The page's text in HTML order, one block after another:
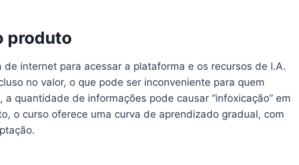
produto
internet para acessar a plataforma e os recursos de I.A.
no valor, o que pode ser inconveniente para quem
quantidade de informações pode causar “infoxicação” em
o curso oferece uma curva de aprendizado gradual, com